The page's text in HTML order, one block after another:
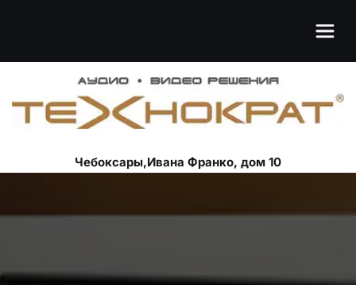
Чебоксары,Ивана Франко, дом 10